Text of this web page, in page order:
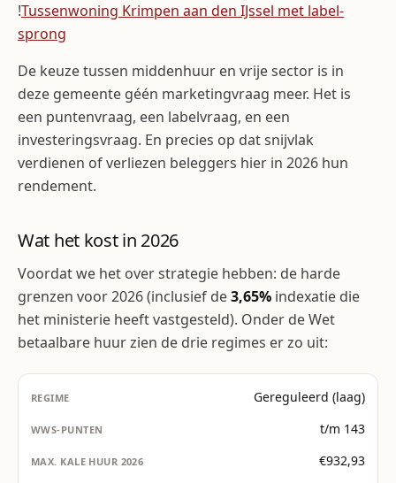
!Tussenwoning Krimpen aan den IJssel met label-
sprong
De keuze tussen middenhuur en vrije sector is in
deze gemeente géén marketingvraag meer. Het is
een puntenvraag, een labelvraag, en een
investeringsvraag. En precies op dat snijvlak
verdienen of verliezen beleggers hier in 2026 hun
rendement.
Wat het kost in 2026
Voordat we het over strategie hebben: de harde
grenzen voor 2026 (inclusief de3,65% indexatie die
het ministerie heeft vastgesteld). Onder de Wet
betaalbare huur zien de drie regimes er zo uit:
Gereguleerd (laag)
t/m 143
€932,93